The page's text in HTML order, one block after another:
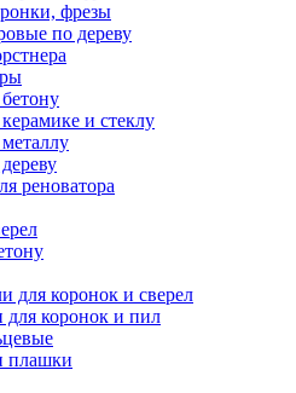
фрезы
по дереву
и стеклу
реноватора
для коронок и сверел
для коронок и пил
плашки